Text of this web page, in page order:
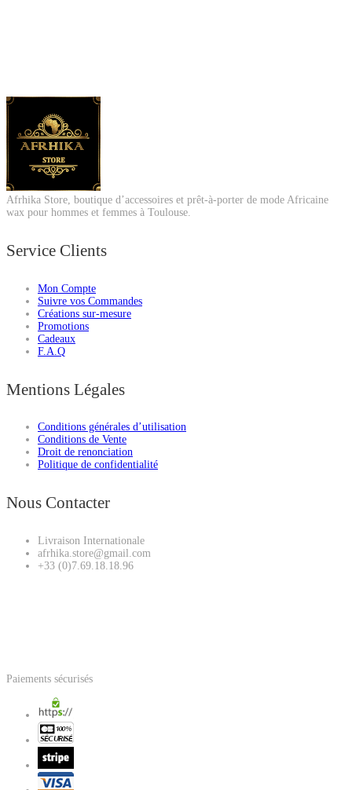
Afrhika Store, boutique d’accessoires et prêt-à-porter de mode Africaine
wax pour hommes et femmes à Toulouse.
Service Clients
Mon Compte
Suivre vos Commandes
Créations sur-mesure
Promotions
Cadeaux
F.A.Q
Mentions Légales
Conditions générales d’utilisation
Conditions de Vente
Droit de renonciation
Politique de confidentialité
Nous Contacter
Livraison Internationale
afrhika.store@gmail.com
+33 (0)7.69.18.18.96
Paiements sécurisés